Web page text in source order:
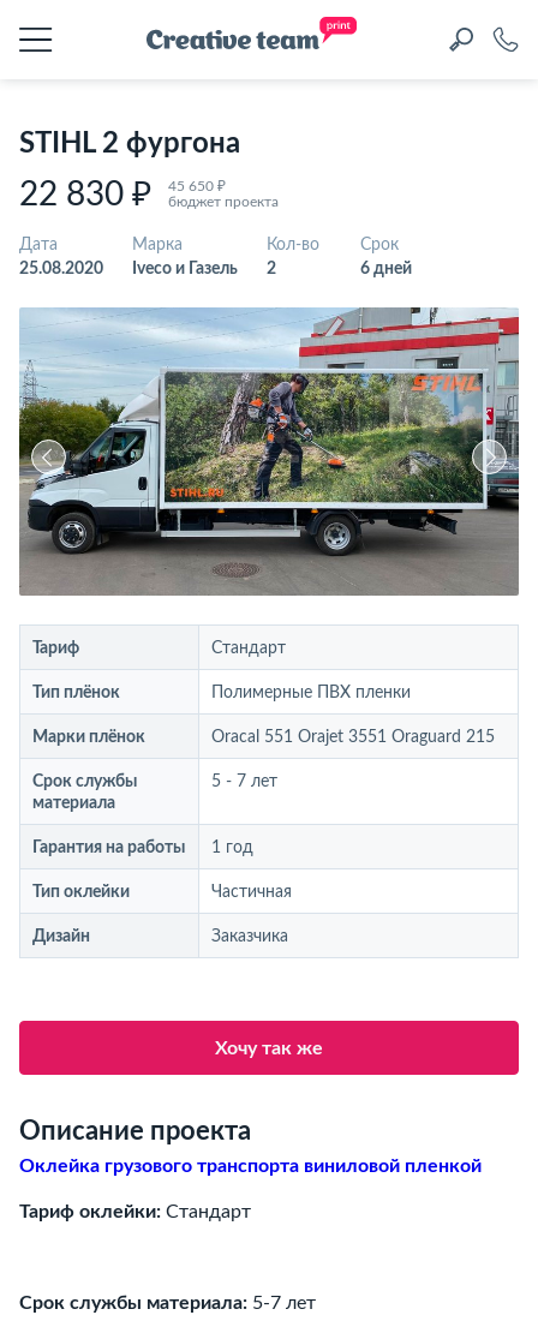
STIHL 2 фургона
22 830 ₽
45 650 ₽
бюджет проекта
Дата
25.08.2020
Марка
Iveco и Газель
Кол-во
2
Срок
6 дней
Тариф Стандарт
Тип плёнок Полимерные ПВХ пленки
Марки плёнок Oracal 551 Orajet 3551 Oraguard 215
Срок службы
материала
5 - 7 лет
Гарантия на работы 1 год
Тип оклейки Частичная
Дизайн Заказчика
Хочу так же
Описание проекта
Оклейка грузового транспорта виниловой пленкой
Тариф оклейки: Стандарт
Срок службы материала: 5-7 лет